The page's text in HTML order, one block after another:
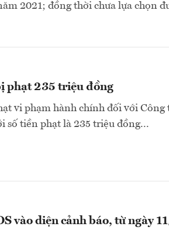
2021; đồng thời chưa lựa chọn
phạt 235 triệu đồng
vi phạm hành chính đối với Công
tiền phạt là 235 triệu đồng...
vào diện cảnh báo, từ ngày